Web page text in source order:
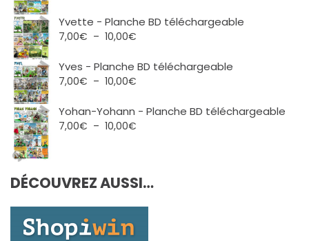
prix :
10,00€
Yvette - Planche BD téléchargeable
7,00€ – 10,00€
prix :
10,00€
Yves - Planche BD téléchargeable
7,00€ – 10,00€
prix :
Yohan-Yohann - Planche BD téléchargeable
7,00€ – 10,00€
à
DÉCOUVREZ AUSSI…